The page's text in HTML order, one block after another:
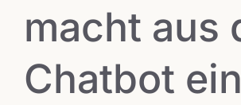
macht aus
Chatbot